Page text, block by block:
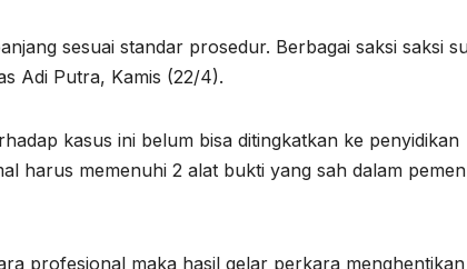
sesuai standar prosedur. Berbagai saksi saksi
Adi Putra, Kamis (22/4).
kasus ini belum bisa ditingkatkan ke penyidikan
harus memenuhi 2 alat bukti yang sah dalam
profesional maka hasil gelar perkara menghentikan